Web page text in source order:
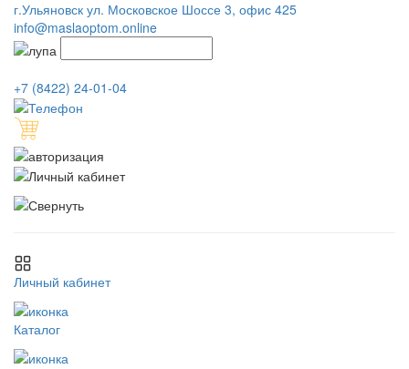
г.Ульяновск ул. Московское Шоссе 3, офис 425
info@maslaoptom.online
+7 (8422) 24-01-04
Личный кабинет
Каталог